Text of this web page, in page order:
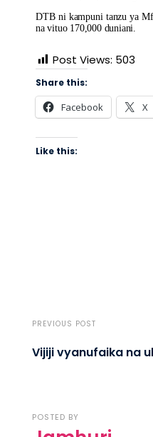
DTB ni kampuni tanzu ya
na vituo 170,000 duniani.
Post Views: 503
Share this:
Facebook X
Like this:
PREVIOUS POST
Vijiji vyanufaika na
POSTED BY